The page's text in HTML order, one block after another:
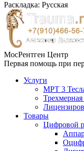
Раскладка: Русская
МосРентген Центр
Первая помощь при
Услуги
МРТ 3
Товары
Цифровой